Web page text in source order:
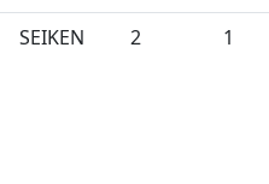
SEIKEN 2 1